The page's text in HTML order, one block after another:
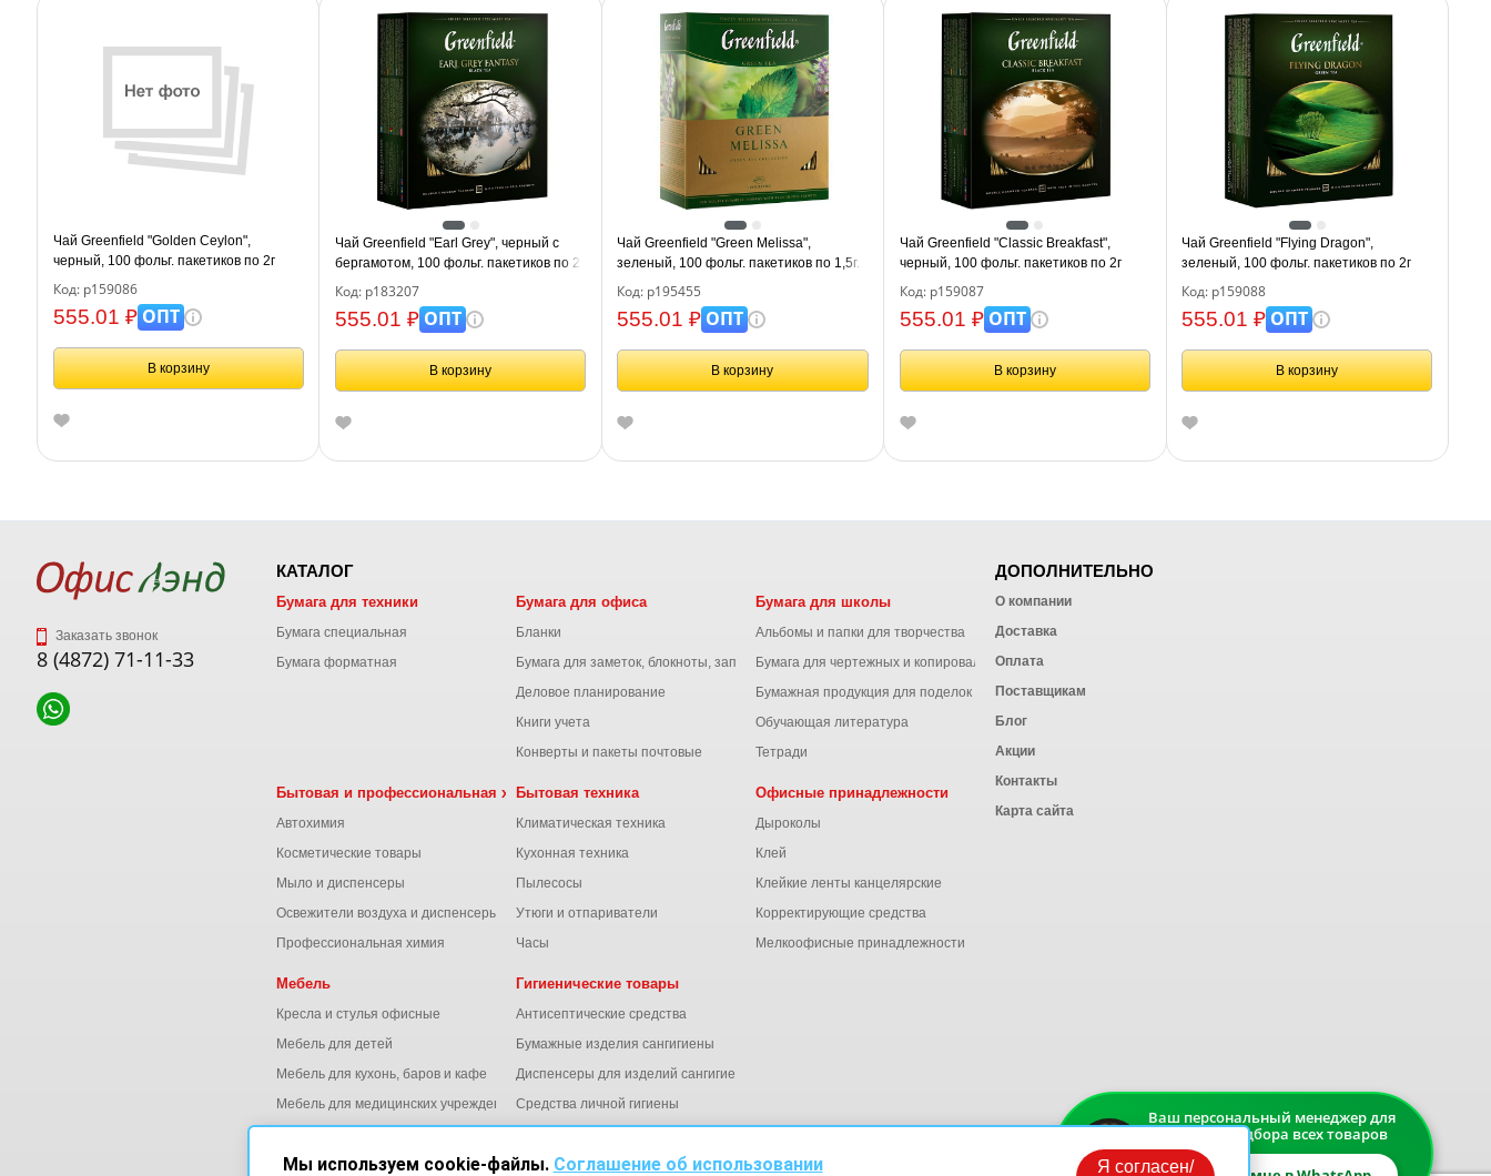
Чай Greenfield "Golden Ceylon",
черный, 100 фольг. пакетиков по 2г
Код: р159086
555.01 ₽ОПТ
В корзину
Чай Greenfield "Earl Grey", черный с
бергамотом, 100 фольг. пакетиков по 2г
Код: р183207
555.01 ₽ОПТ
В корзину
Чай Greenfield "Green Melissa",
зеленый, 100 фольг. пакетиков по 1,5г.
Код: р195455
555.01 ₽ОПТ
В корзину
Чай Greenfield "Classic Breakfast",
черный, 100 фольг. пакетиков по 2г
Код: р159087
555.01 ₽ОПТ
В корзину
Чай Greenfield "Flying Dragon",
зеленый, 100 фольг. пакетиков по 2г
Код: р159088
555.01 ₽ОПТ
В корзину
Заказать звонок
8 (4872) 71-11-33
КАТАЛОГ
Бумага для техники
Бумага специальная
Бумага форматная
Бумага для офиса
Бланки
Бумага для заметок, блокноты, записные книжки
Деловое планирование
Книги учета
Конверты и пакеты почтовые
Бумага для школы
Альбомы и папки для творчества
Бумага для чертежных и копировальных работ
Бумажная продукция для поделок
Обучающая литература
Тетради
Бытовая и профессиональная химия
Автохимия
Косметические товары
Мыло и диспенсеры
Освежители воздуха и диспенсеры
Профессиональная химия
Бытовая техника
Климатическая техника
Кухонная техника
Пылесосы
Утюги и отпариватели
Часы
Офисные принадлежности
Дыроколы
Клей
Клейкие ленты канцелярские
Корректирующие средства
Мелкоофисные принадлежности
Мебель
Кресла и стулья офисные
Мебель для детей
Мебель для кухонь, баров и кафе
Мебель для медицинских учреждений
Гигиенические товары
Антисептические средства
Бумажные изделия сангигиены
Диспенсеры для изделий сангигиены
Средства личной гигиены
ДОПОЛНИТЕЛЬНО
О компании
Доставка
Оплата
Поставщикам
Блог
Акции
Контакты
Карта сайта
Ваш персональный менеджер для
быстрого подбора всех товаров
Мы используем cookie-файлы. Соглашение об использовании Я согласен/